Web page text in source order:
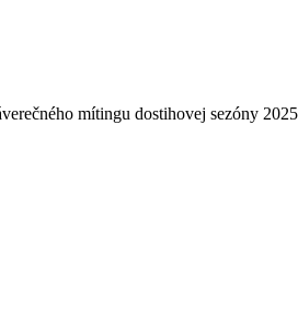
mítingu dostihovej sezóny